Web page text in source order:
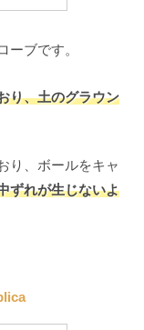
ーブです。
り、土のグラウン
り、ボールをキャ
ずれが生じないよ